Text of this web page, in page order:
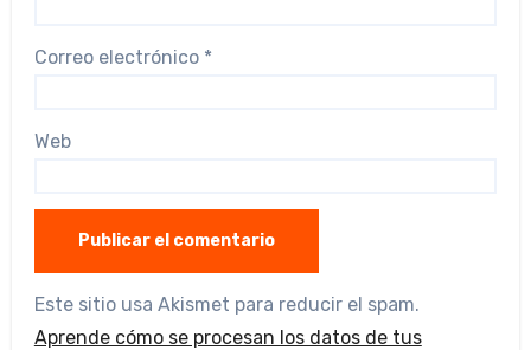
Correo electrónico *
Web
Este sitio usa Akismet para reducir el spam.
Aprende cómo se procesan los datos de tus